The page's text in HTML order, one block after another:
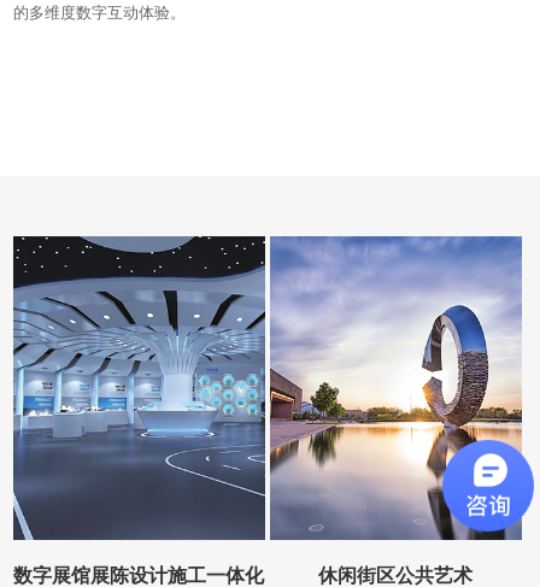
的多维度数字互动体验。
数字展馆展陈设计施工一体化
休闲街区公共艺术